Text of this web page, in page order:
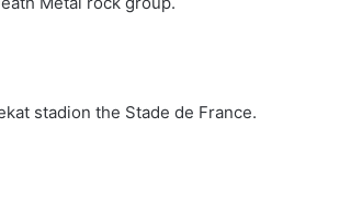
stadion the Stade de France.